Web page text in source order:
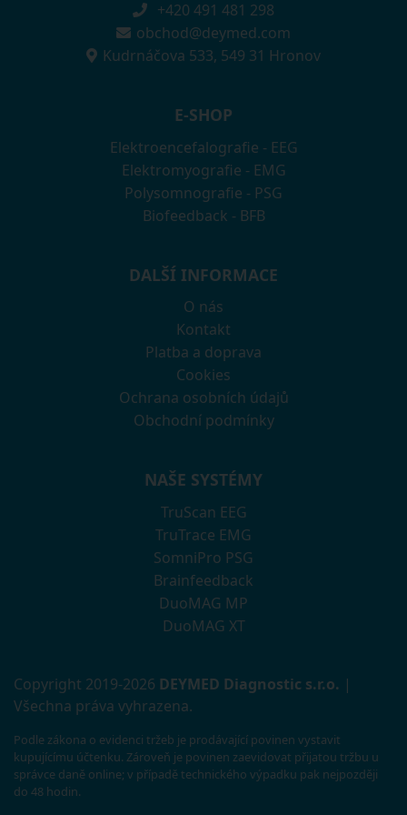
+420 491 481 298
obchod@deymed.com
Kudrnáčova 533, 549 31 Hronov
E-SHOP
Elektroencefalografie - EEG
Elektromyografie - EMG
Polysomnografie - PSG
Biofeedback - BFB
DALŠÍ INFORMACE
O nás
Kontakt
Platba a doprava
Cookies
Ochrana osobních údajů
Obchodní podmínky
NAŠE SYSTÉMY
TruScan EEG
TruTrace EMG
SomniPro PSG
Brainfeedback
DuoMAG MP
DuoMAG XT
Copyright 2019-2026 DEYMED Diagnostic s.r.o. |
Všechna práva vyhrazena.
Podle zákona o evidenci tržeb je prodávající povinen vystavit
kupujícímu účtenku. Zároveň je povinen zaevidovat přijatou tržbu u
správce daně online; v případě technického výpadku pak nejpozději
do 48 hodin.